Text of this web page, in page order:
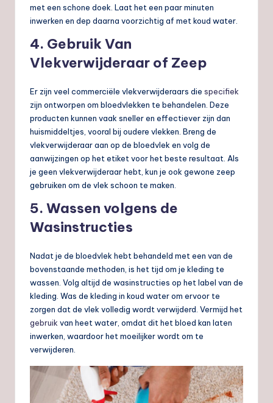
met een schone doek. Laat het een paar minuten
inwerken en dep daarna voorzichtig af met koud water.
4. Gebruik Van
Vlekverwijderaar of Zeep
Er zijn veel commerciële vlekverwijderaars die specifiek
zijn ontworpen om bloedvlekken te behandelen. Deze
producten kunnen vaak sneller en effectiever zijn dan
huismiddeltjes, vooral bij oudere vlekken. Breng de
vlekverwijderaar aan op de bloedvlek en volg de
aanwijzingen op het etiket voor het beste resultaat. Als
je geen vlekverwijderaar hebt, kun je ook gewone zeep
gebruiken om de vlek schoon te maken.
5. Wassen volgens de
Wasinstructies
Nadat je de bloedvlek hebt behandeld met een van de
bovenstaande methoden, is het tijd om je kleding te
wassen. Volg altijd de wasinstructies op het label van de
kleding. Was de kleding in koud water om ervoor te
zorgen dat de vlek volledig wordt verwijderd. Vermijd het
gebruik van heet water, omdat dit het bloed kan laten
inwerken, waardoor het moeilijker wordt om te
verwijderen.